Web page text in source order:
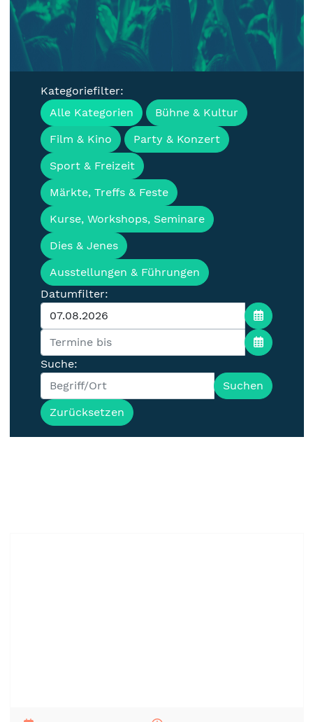
Veranstaltungen, Termine &
Events für die Lausitz
Kategoriefilter:
Alle Kategorien
Bühne & Kultur
Film & Kino
Party & Konzert
Sport & Freizeit
Märkte, Treffs & Feste
Kurse, Workshops, Seminare
Dies & Jenes
Ausstellungen & Führungen
Datumfilter:
Suche:
Suchen
Zurücksetzen